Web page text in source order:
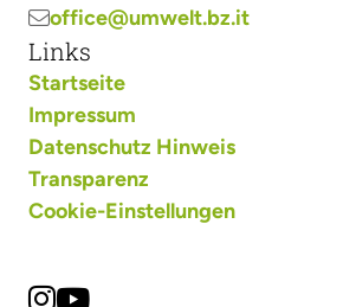
office@umwelt.bz.it
Links
Startseite
Impressum
Datenschutz Hinweis
Transparenz
Cookie-Einstellungen
